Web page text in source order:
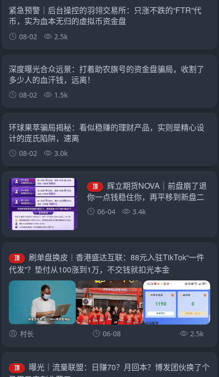
紧急预警｜后台操控的羽翎交易所：只涨不跌的“FTR”代
币，实为血本无归的虚拟币资金盘
08-02 2.5k
深度曝光合众远景：打着助农旗号的资金盘骗局，收割了
多少人的血汗钱，远离！
08-02 1.5k
环球果萃骗局揭秘：看似稳赚的理财产品，实则是精心设
计的庞氏陷阱，速离
08-02 3.0k
顶
辉立期货NOVA｜前盘崩了退
你一点钱稳住你，再平移到新盘二
次收割——诈骗团伙的“平移换壳流
水线”已跑了三次
06-04 3.4k
顶
刷单盘换皮｜香港盛达互联：88元入驻TikTok“一件
代发”？垫付从100涨到1万，不交钱就扣光本金
村长 06-08 2.5k
顶
曝光｜流量联盟：日赚70？月回本？博发团伙换了个